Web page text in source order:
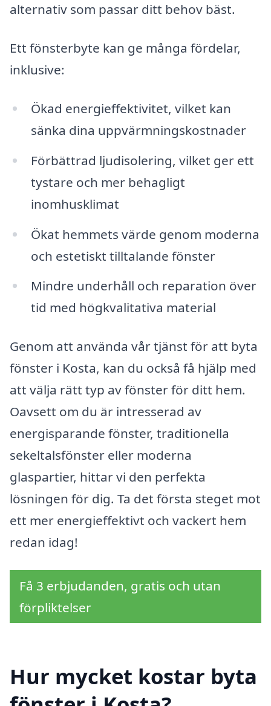
alternativ som passar ditt behov bäst.
Ett fönsterbyte kan ge många fördelar,
inklusive:
Ökad energieffektivitet, vilket kan
sänka dina uppvärmningskostnader
Förbättrad ljudisolering, vilket ger ett
tystare och mer behagligt
inomhusklimat
Ökat hemmets värde genom moderna
och estetiskt tilltalande fönster
Mindre underhåll och reparation över
tid med högkvalitativa material
Genom att använda vår tjänst för att byta
fönster i Kosta, kan du också få hjälp med
att välja rätt typ av fönster för ditt hem.
Oavsett om du är intresserad av
energisparande fönster, traditionella
sekeltalsfönster eller moderna
glaspartier, hittar vi den perfekta
lösningen för dig. Ta det första steget mot
ett mer energieffektivt och vackert hem
redan idag!
Få 3 erbjudanden, gratis och utan
förpliktelser
Hur mycket kostar byta